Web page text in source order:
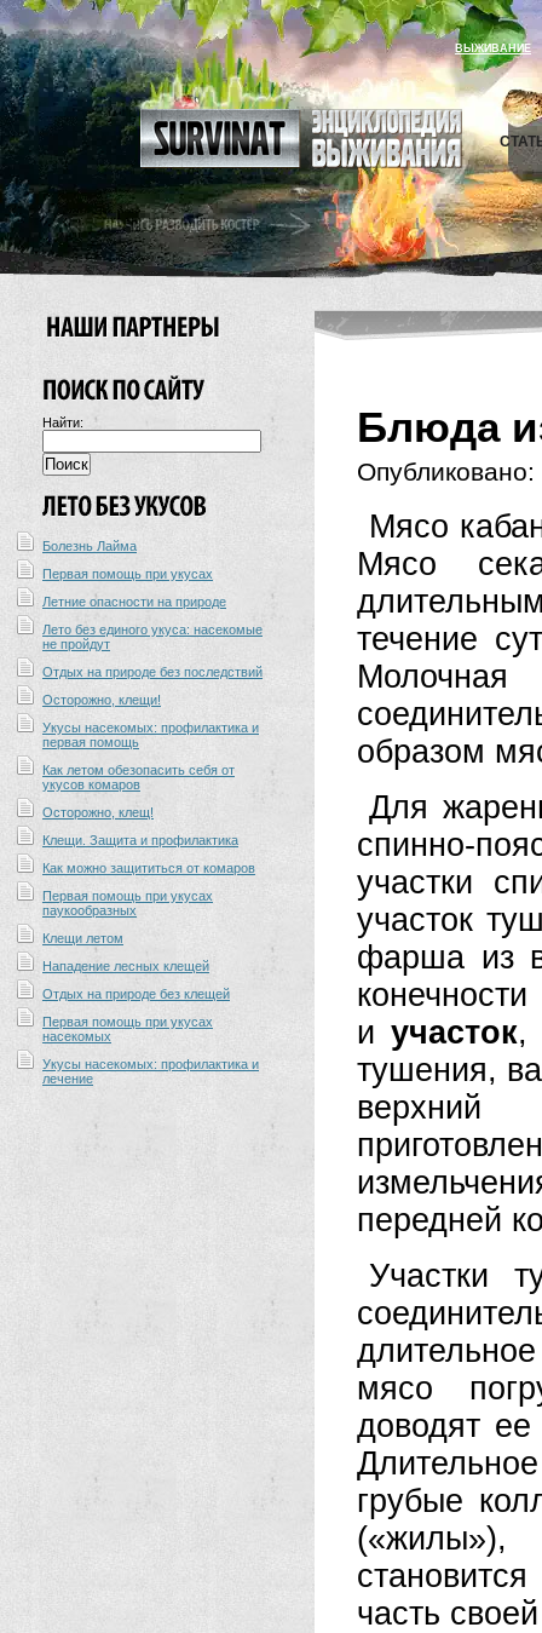
ВЫЖИВАНИЕ
Найти:
Болезнь Лайма
Первая помощь при укусах
Летние опасности на природе
Лето без единого укуса: насекомые
не пройдут
Отдых на природе без последствий
Осторожно, клещи!
Укусы насекомых: профилактика и
первая помощь
Как летом обезопасить себя от
укусов комаров
Осторожно, клещ!
Клещи. Защита и профилактика
Как можно защититься от комаров
Первая помощь при укусах
паукообразных
Клещи летом
Нападение лесных клещей
Отдых на природе без клещей
Первая помощь при укусах
насекомых
Укусы насекомых: профилактика и
лечение
Блюда
Опубликовано:
Мясо
Мясо
течение
образом
Для
спинно-
участки
участок
фарша из
иучасток,
тушения,
верхний
передней
Участки
мясо
доводят
грубые
часть